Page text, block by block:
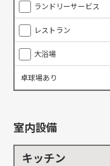
ランドリーサービス
レストラン
大浴場
卓球場あり
室内設備
キッチン